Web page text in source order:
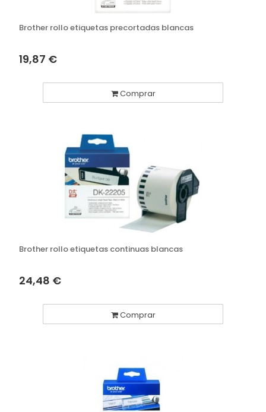
Brother rollo etiquetas precortadas blancas
19,87 €
Comprar
Brother rollo etiquetas continuas blancas
24,48 €
Comprar